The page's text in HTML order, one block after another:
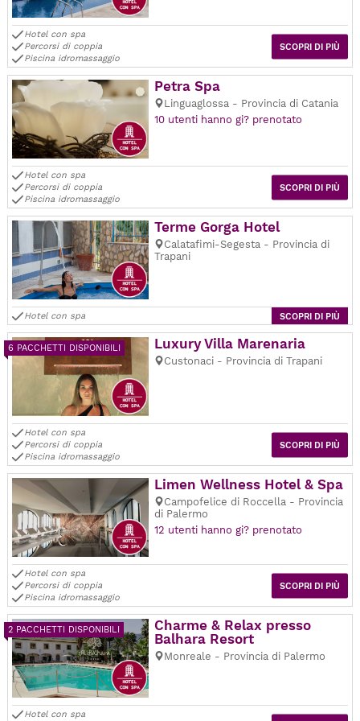
SCOPRI DI PIÙ
Hotel con spa
Percorsi di coppia
Piscina idromassaggio
Petra Spa
Linguaglossa - Provincia di Catania
10 utenti hanno gi? prenotato
SCOPRI DI PIÙ
Hotel con spa
Percorsi di coppia
Piscina idromassaggio
Terme Gorga Hotel
Calatafimi-Segesta - Provincia di
Trapani
SCOPRI DI PIÙ
Hotel con spa
6 PACCHETTI DISPONIBILI Luxury Villa Marenaria
Custonaci - Provincia di Trapani
SCOPRI DI PIÙ
Hotel con spa
Percorsi di coppia
Piscina idromassaggio
Limen Wellness Hotel & Spa
Campofelice di Roccella - Provincia
di Palermo
12 utenti hanno gi? prenotato
SCOPRI DI PIÙ
Hotel con spa
Percorsi di coppia
Piscina idromassaggio
2 PACCHETTI DISPONIBILI
Charme & Relax presso
Balhara Resort
Monreale - Provincia di Palermo
Hotel con spa